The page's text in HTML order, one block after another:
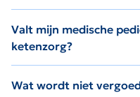
Valt mijn medische
ketenzorg?
Wat wordt niet